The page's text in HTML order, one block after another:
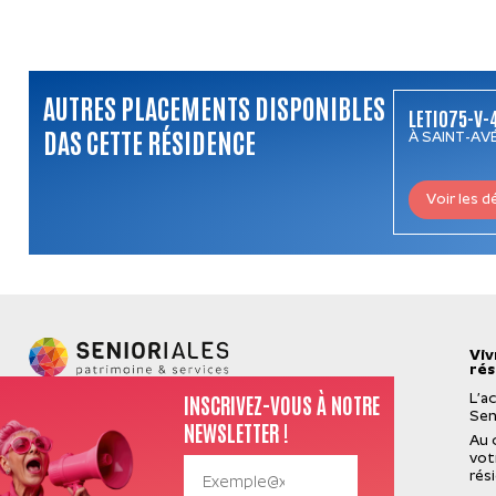
AUTRES PLACEMENTS DISPONIBLES
DAS CETTE RÉSIDENCE
LETI075-V-
À SAINT-
Voir les
INSCRIVEZ-VOUS À NOTRE
NEWSLETTER !
Au